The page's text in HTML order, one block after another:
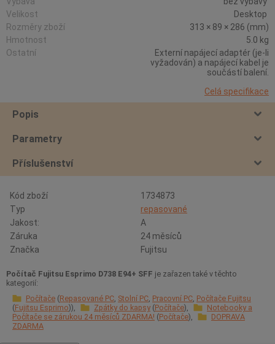
Velikost
Desktop
Rozměry zboží
313 × 89 × 286 (mm)
Hmotnost
5.0 kg
Ostatní
Externí napájecí adaptér (je-li
vyžadován) a napájecí kabel je
součástí balení.
Celá specifikace
Popis
Parametry
Příslušenství
Kód zboží
1734873
Typ
repasované
Jakost:
A
Záruka
24 měsíců
Značka
Fujitsu
Počítač Fujitsu Esprimo D738 E94+ SFF je zařazen také v těchto
kategorií:
Počítače Repasované PC Stolní PC Pracovní PC Počítače Fujitsu
Fujitsu Esprimo
Zpátky do kapsy Počítače
Notebooky a
Počítače se zárukou 24 měsíců ZDARMA! Počítače
DOPRAVA
ZDARMA